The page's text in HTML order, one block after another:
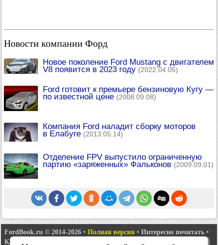
Новости компании Форд
Новое поколение Ford Mustang с двигателем
V8 появится в 2023 году (2022.04.05)
Ford готовит к премьере бензиновую Кугу —
по известной цене (2008.09.08)
Компания Ford наладит сборку моторов
в Елабуге (2013.05.14)
Отделение FPV выпустило ограниченную
партию «заряженных» Фальконов (2009.09.01)
FordBook.ru © 2014-2026 • Полная версия • Интересно почитать •
Карта сайта